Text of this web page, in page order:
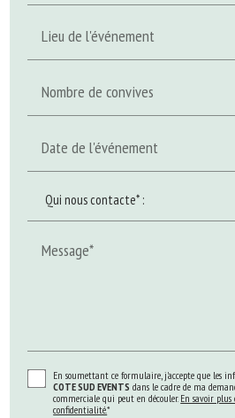
Lieu de l'événement
Nombre de convives
Date de l'événement
Message*
En soumettant ce formulaire, j'accepte que les
COTE SUD EVENTS dans le cadre de ma
commerciale qui peut en découler. En savoir
confidentialité.*